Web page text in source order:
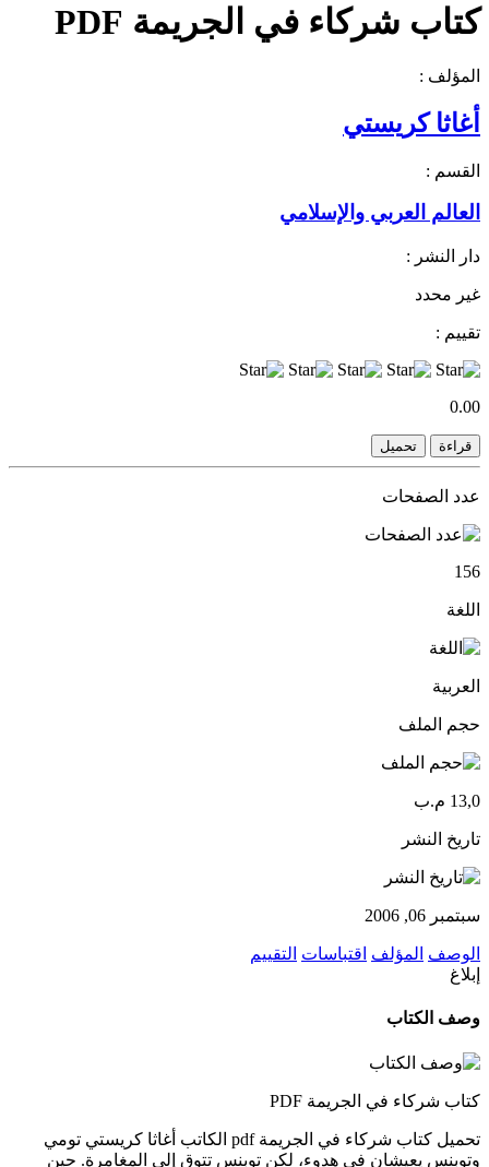
كتاب شركاء في الجريمة PDF
المؤلف :
أغاثا كريستي
القسم :
العالم العربي والإسلامي
دار النشر :
غير محدد
تقييم :
0.00
قراءة تحميل
عدد الصفحات
156
اللغة
العربية
حجم الملف
13,0 م.ب
تاريخ النشر
سبتمبر 06, 2006
الوصف المؤلف اقتباسات التقييم
إبلاغ
وصف الكتاب
كتاب شركاء في الجريمة PDF
تحميل كتاب شركاء في الجريمة pdf الكاتب أغاثا كريستي تومي
وتوبنس يعيشان في هدوء، لكن توبنس تتوق إلى المغامرة. حين